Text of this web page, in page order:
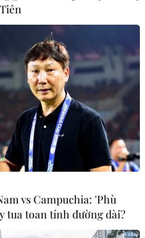
vs Campuchia: 'Phù
tua toan tính đường dài?